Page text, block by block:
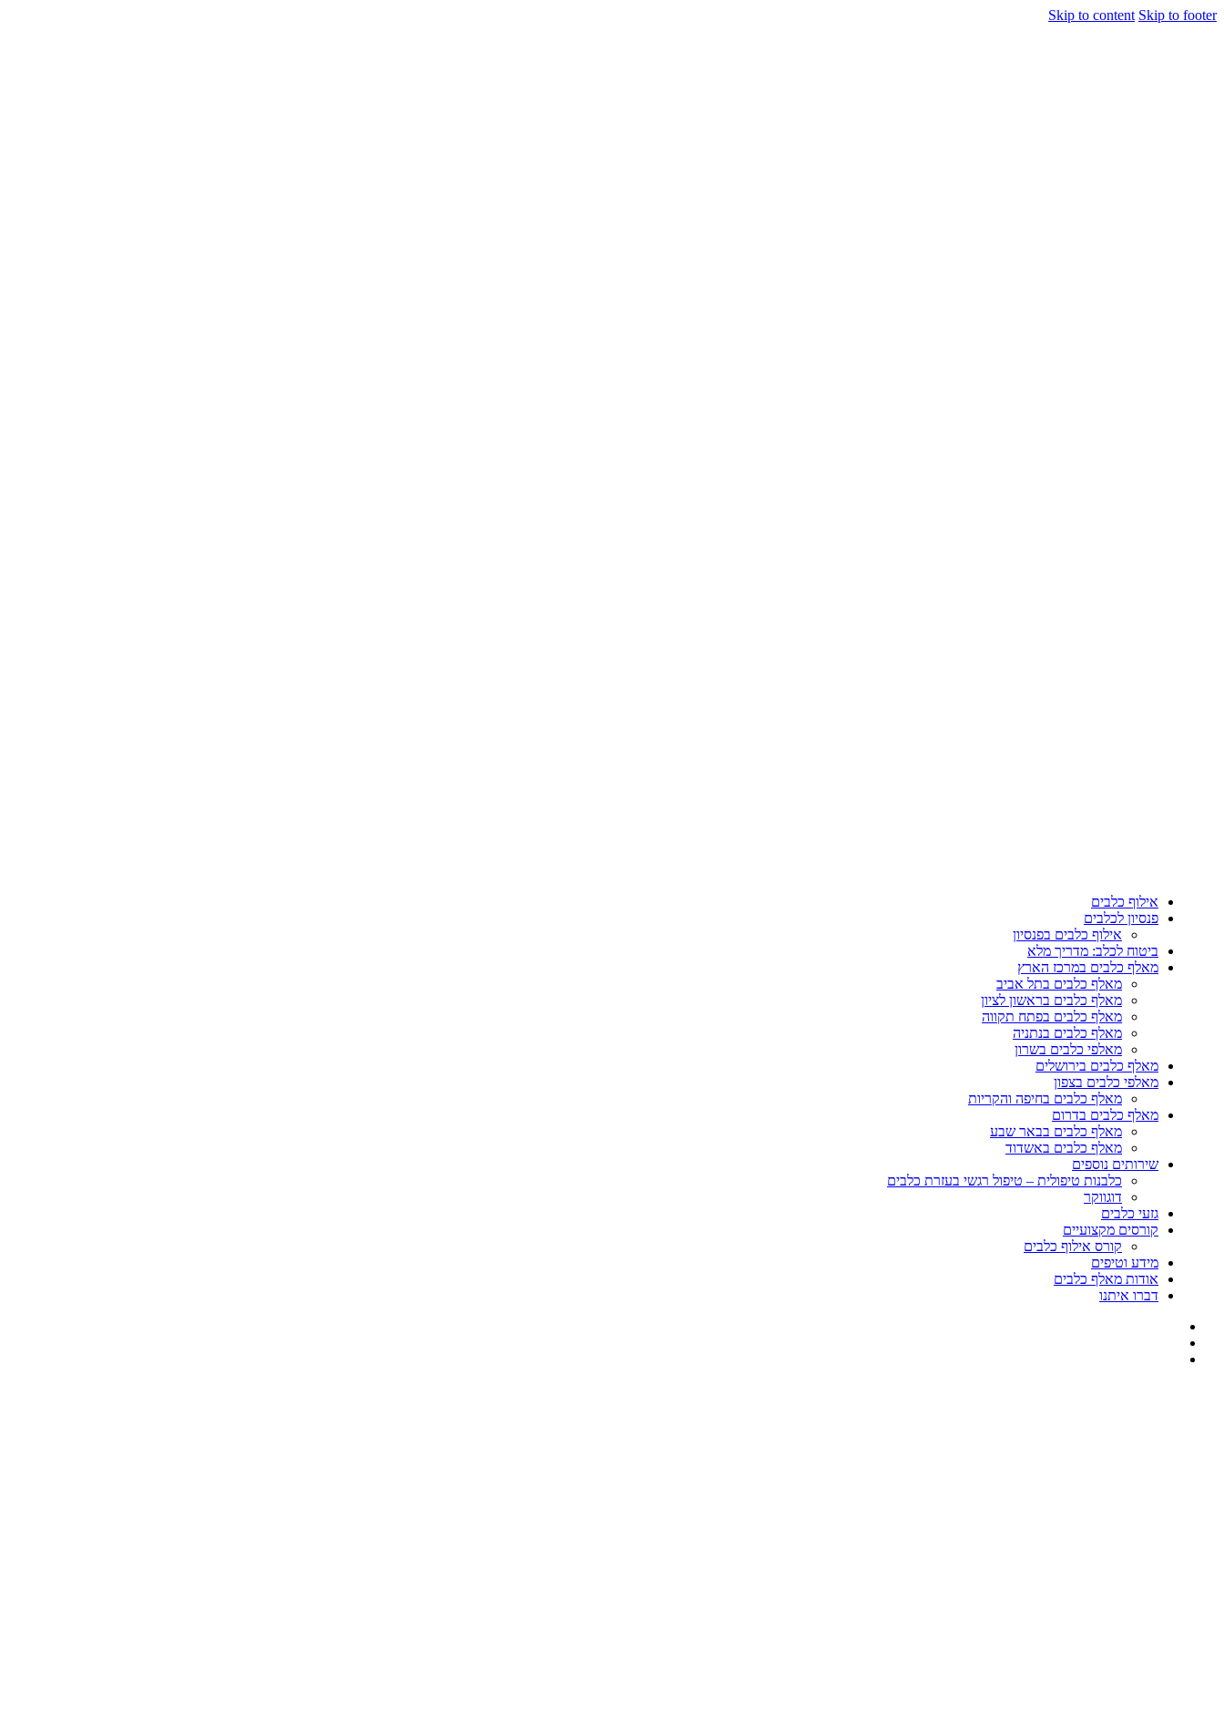
Skip to content Skip to footer
אילוף כלבים
פנסיון לכלבים
אילוף כלבים בפנסיון
ביטוח לכלב: מדריך מלא
מאלף כלבים במרכז הארץ
מאלף כלבים בתל אביב
מאלף כלבים בראשון לציון
מאלף כלבים בפתח תקווה
מאלף כלבים בנתניה
מאלפי כלבים בשרון
מאלף כלבים בירושלים
מאלפי כלבים בצפון
מאלף כלבים בחיפה והקריות
מאלף כלבים בדרום
מאלף כלבים בבאר שבע
מאלף כלבים באשדוד
שירותים נוספים
כלבנות טיפולית – טיפול רגשי בעזרת כלבים
דוגווקר
גזעי כלבים
קורסים מקצועיים
קורס אילוף כלבים
מידע וטיפים
אודות מאלף כלבים
דברו איתנו